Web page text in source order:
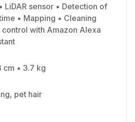
LiDAR sensor • Detection of
• Mapping • Cleaning
with Amazon Alexa
• 3.7 kg
pet hair